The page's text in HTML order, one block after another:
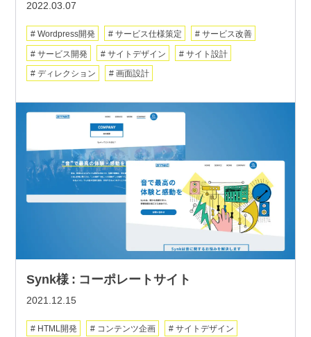
2022.03.07
Wordpress開発 サービス仕様策定
サービス改善
サービス開発
サイトデザイン
サイト設計
ディレクション
画面設計
Synk様 : コーポレートサイト
2021.12.15
HTML開発 コンテンツ企画
サイトデザイン